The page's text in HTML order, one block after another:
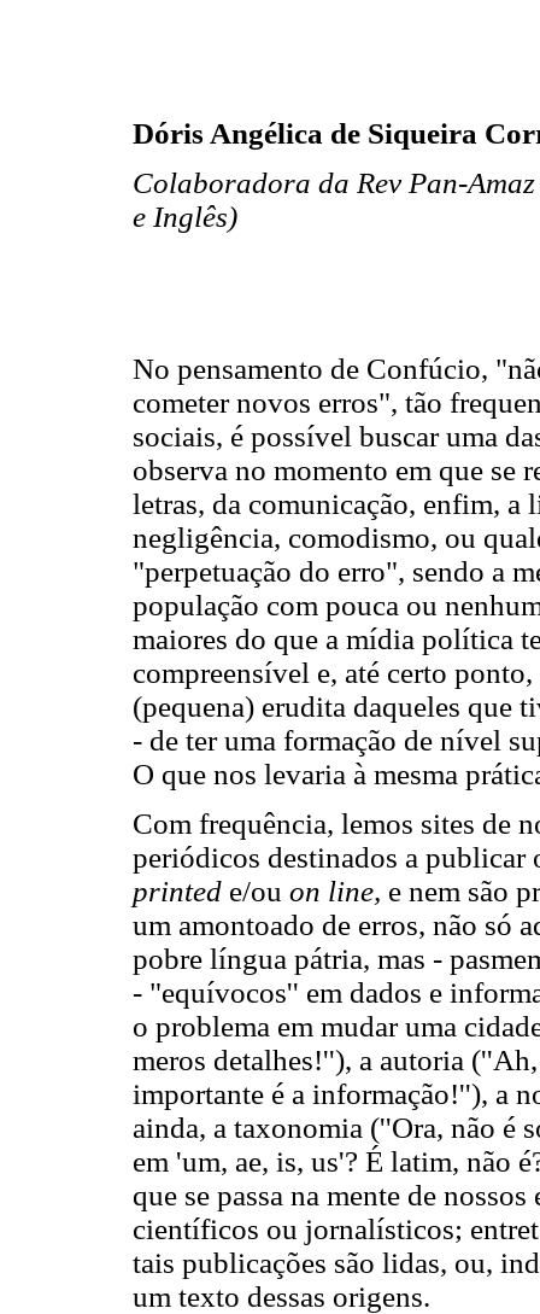
Dóris Angélica de Siqueira
Colaboradora da Rev Pan-
e Inglês)
No pensamento de Confúcio,
cometer novos erros", tão
sociais, é possível buscar uma
observa no momento em que se
letras, da comunicação, enfim, a
negligência, comodismo, ou
"perpetuação do erro", sendo a
população com pouca ou
maiores do que a mídia política
compreensível e, até certo
(pequena) erudita daqueles que
- de ter uma formação de nível
O que nos levaria à mesma
Com frequência, lemos sites de
periódicos destinados a publicar
printed e/ou on line, e nem são
um amontoado de erros, não só
pobre língua pátria, mas -
- "equívocos'' em dados e
o problema em mudar uma
meros detalhes!''), a autoria
importante é a informação!''), a
ainda, a taxonomia (''Ora, não é
em 'um, ae, is, us'? É latim, não
que se passa na mente de
científicos ou jornalísticos;
tais publicações são lidas, ou,
um texto dessas origens.